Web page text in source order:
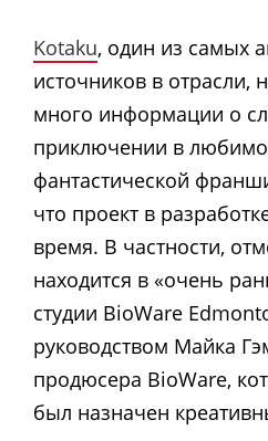
Kotaku, один из самых
источников в отрасли,
много информации о
приключении в
фантастической
что проект в
время. В частности,
находится в «очень
студии BioWare
руководством Майка
продюсера BioWare,
был назначен